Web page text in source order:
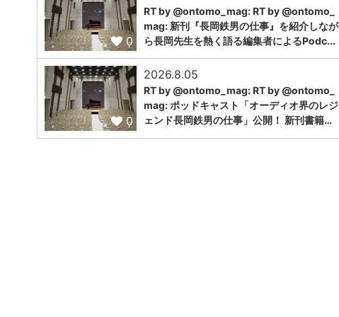
0
RT by @ontomo_mag: RT by @ontomo_
mag: 新刊『長岡鉄男の仕事』を紹介しなが
ら長岡先生を熱く語る編集者によるPodc...
0
2026.8.05
RT by @ontomo_mag: RT by @ontomo_
mag: ポッドキャスト「オーディオ界のレジ
ェンド長岡鉄男の仕事」公開！ 新刊書籍…